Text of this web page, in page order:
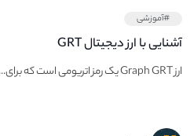
#آموزشی
آشنایی با ارز دیجیتال GRT
ارز Graph GRT یک رمز اتریومی است که برای...